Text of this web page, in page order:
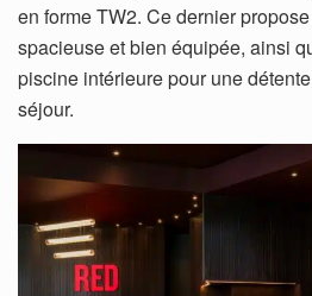
en forme TW2. Ce dernier
spacieuse et bien équipée, ainsi
piscine intérieure pour une
séjour.